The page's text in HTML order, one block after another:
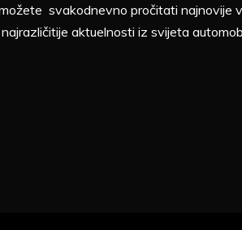
svakodnevno pročitati najnovije
aktuelnosti iz svijeta